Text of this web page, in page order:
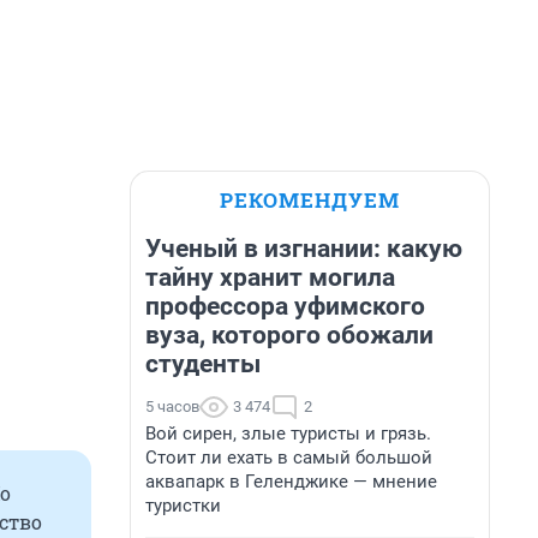
РЕКОМЕНДУЕМ
Ученый в изгнании: какую
тайну хранит могила
профессора уфимского
вуза, которого обожали
студенты
5 часов 3 474 2
Вой сирен, злые туристы и грязь.
Стоит ли ехать в самый большой
аквапарк в Геленджике — мнение
туристки